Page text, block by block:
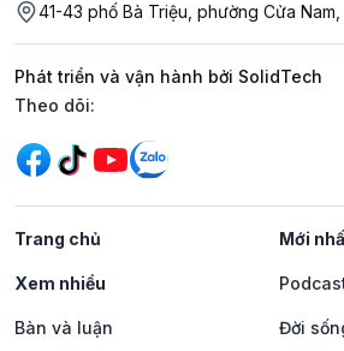
41-43 phố Bà Triệu, phường Cửa Nam,
Phát triển và vận hành bởi SolidTech
Mạng xã hội
Theo dõi:
Trang chủ Mới
Xem nhiều
Bàn và luận Đời